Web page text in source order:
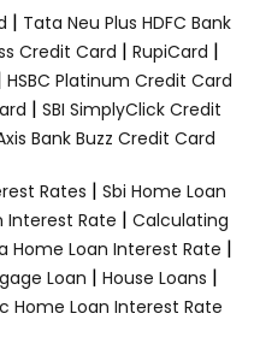
| Tata Neu Plus HDFC Bank
Credit Card | RupiCard |
HSBC Platinum Credit Card
| SBI SimplyClick Credit
Bank Buzz Credit Card
Rates | Sbi Home Loan
Interest Rate | Calculating
Home Loan Interest Rate |
Loan | House Loans |
Home Loan Interest Rate